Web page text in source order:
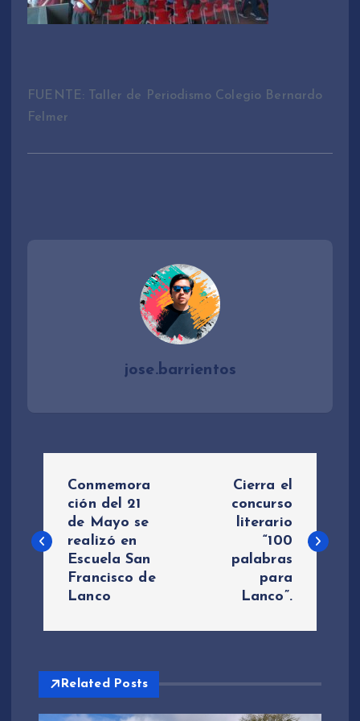
FUENTE: Taller de Periodismo Colegio Bernardo
Felmer
jose.barrientos
v
g
a
c
Conmemora
ción del 21
de Mayo se
realizó en
Escuela San
Francisco de
Lanco
Cierra el
concurso
literario
“100
palabras
para
Lanco”.
Related Posts